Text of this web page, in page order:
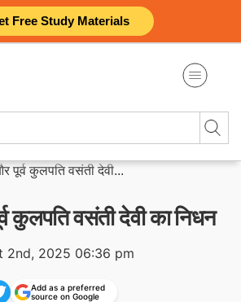
Free Study Materials
पूर्व कुलपति वसंती देवी...
कुलपति वसंती देवी का निधन
2nd, 2025 06:36 pm
Add as a preferred
source on Google